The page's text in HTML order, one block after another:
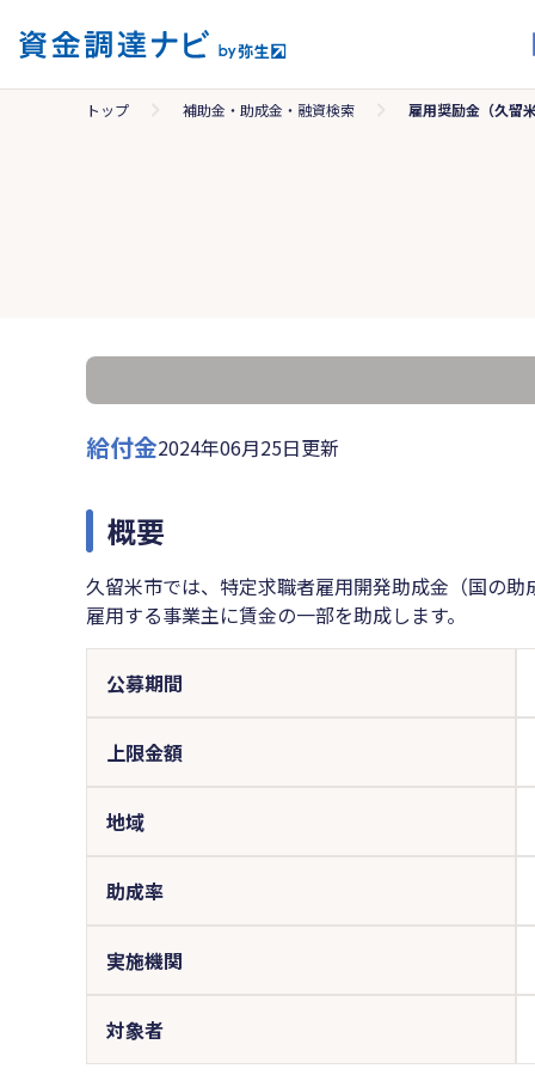
トップ 補助金・助成金・融資検索 雇用奨励金（久留
給付金2024年06月25日更新
概要
久留米市では、特定求職者雇用開発助成金（国の
雇用する事業主に賃金の一部を助成します。
公募期間
上限金額
地域
助成率
実施機関
対象者